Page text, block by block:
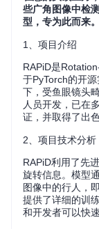
些广角图像中检
型，专为此而来。
1、项目介绍
RAPiD是
于PyTorch的开
下，受鱼眼镜头
人员开发，已在
证，并取得了出
2、项目技术分析
RAPiD利用了先
旋转信息。模型
图像中的行人，
提供了详细的训
和开发者可以快速